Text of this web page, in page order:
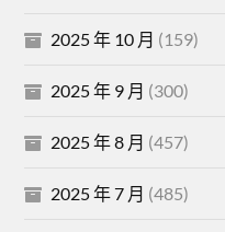
2025 年 10 月 (159)
2025 年 9 月 (300)
2025 年 8 月 (457)
2025 年 7 月 (485)